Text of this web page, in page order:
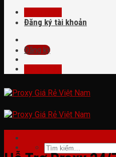
Đăng ký tài khoản
Đăng ký
Tìm